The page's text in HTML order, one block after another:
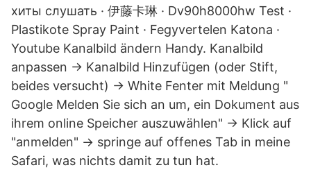
хиты слушать · 伊藤卡琳 · Dv90h8000hw Test ·
Plastikote Spray Paint · Fegyvertelen Katona ·
Youtube Kanalbild ändern Handy. Kanalbild
anpassen -> Kanalbild Hinzufügen (oder Stift,
beides versucht) -> White Fenter mit Meldung "
Google Melden Sie sich an um, ein Dokument aus
ihrem online Speicher auszuwählen" -> Klick auf
"anmelden" -> springe auf offenes Tab in meine
Safari, was nichts damit zu tun hat.